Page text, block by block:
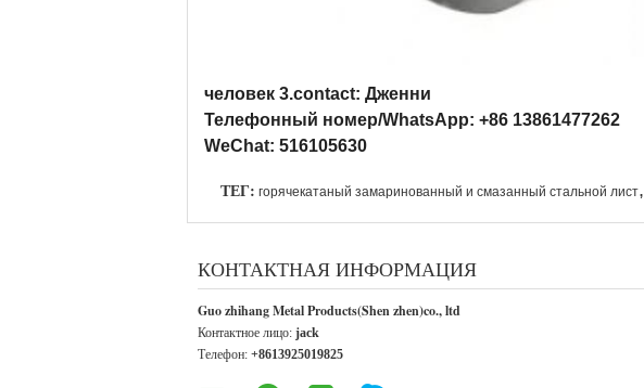
человек 3.contact: Дженни
Телефонный номер/WhatsApp: +86 13861477262
WeChat: 516105630
ТЕГ: горячекатаный замаринованный и смазанный стальной лист,
КОНТАКТНАЯ ИНФОРМАЦИЯ
Guo zhihang Metal Products(Shen zhen)co., ltd
Контактное лицо: jack
Телефон: +8613925019825